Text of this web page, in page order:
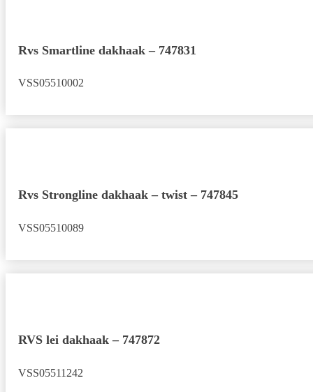
Rvs Smartline dakhaak – 747831
VSS05510002
Rvs Strongline dakhaak – twist – 747845
VSS05510089
RVS lei dakhaak – 747872
VSS05511242